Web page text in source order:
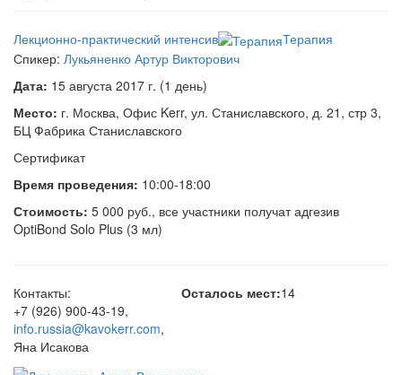
Лекционно-практический интенсив
Терапия
Спикер: Лукьяненко Артур Викторович
Дата: 15 августа 2017 г. (1 день)
Место: г. Москва, Офис Kerr, ул. Станиславского, д. 21, стр 3,
БЦ Фабрика Станиславского
Сертификат
Время проведения: 10:00-18:00
Стоимость: 5 000 руб., все участники получат адгезив
OptiBond Solo Plus (3 мл)
Контакты:
+7 (926) 900-43-19,
info.russia@kavokerr.com,
Яна Исакова
Осталось мест:14